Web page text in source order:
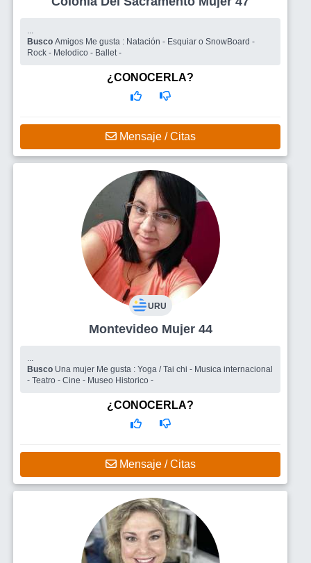
...
Busco Amigos Me gusta : Natación - Esquiar o SnowBoard -
Rock - Melodico - Ballet -
¿CONOCERLA?
Mensaje / Citas
URU
Montevideo Mujer 44
...
Busco Una mujer Me gusta : Yoga / Tai chi - Musica internacional
- Teatro - Cine - Museo Historico -
¿CONOCERLA?
Mensaje / Citas